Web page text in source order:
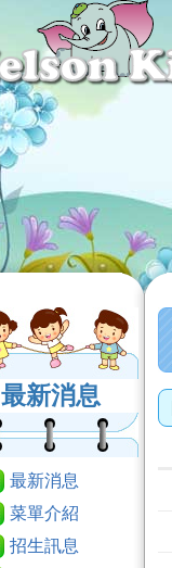
最新消息
最新消息
菜單介紹
招生訊息